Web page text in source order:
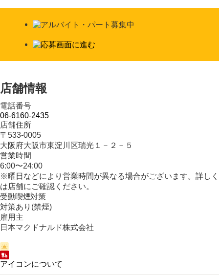
店舗情報
電話番号
06-6160-2435
店舗住所
〒533-0005
大阪府大阪市東淀川区瑞光１－２－５
営業時間
6:00〜24:00
※曜日などにより営業時間が異なる場合がございます。詳しく
は店舗にご確認ください。
受動喫煙対策
対策あり(禁煙)
雇用主
日本マクドナルド株式会社
アイコンについて